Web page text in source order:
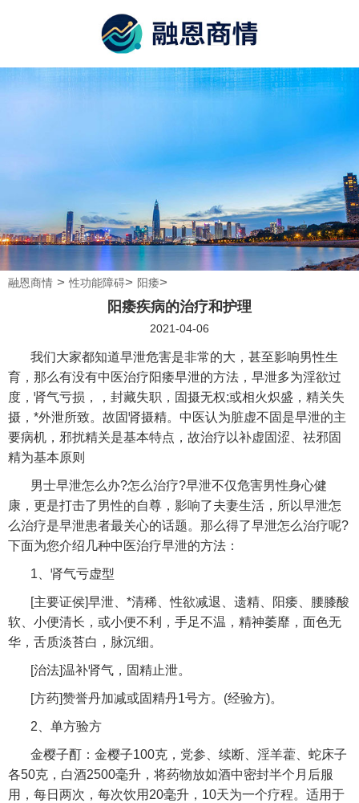
融恩商情 >性功能障碍> 阳痿>
阳痿疾病的治疗和护理
2021-04-06
我们大家都知道早泄危害是非常的大，甚至影响男性生
育，那么有没有中医治疗阳痿早泄的方法，早泄多为淫欲过
度，肾气亏损，，封藏失职，固摄无权;或相火炽盛，精关失
摄，*外泄所致。故固肾摄精。中医认为脏虚不固是早泄的主
要病机，邪扰精关是基本特点，故治疗以补虚固涩、祛邪固
精为基本原则
男士早泄怎么办?怎么治疗?早泄不仅危害男性身心健
康，更是打击了男性的自尊，影响了夫妻生活，所以早泄怎
么治疗是早泄患者最关心的话题。那么得了早泄怎么治疗呢?
下面为您介绍几种中医治疗早泄的方法：
1、肾气亏虚型
[主要证侯]早泄、*清稀、性欲减退、遗精、阳痿、腰膝酸
软、小便清长，或小便不利，手足不温，精神萎靡，面色无
华，舌质淡苔白，脉沉细。
[治法]温补肾气，固精止泄。
[方药]赞誉丹加减或固精丹1号方。(经验方)。
2、单方验方
金樱子酊：金樱子100克，党参、续断、淫羊藿、蛇床子
各50克，白酒2500毫升，将药物放如酒中密封半个月后服
用，每日两次，每次饮用20毫升，10天为一个疗程。适用于